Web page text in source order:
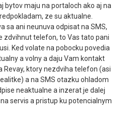
bytov maju na portaloch ako aj na
ze su aktualne.
sa ani neunuva odpisat na SMS,
zdvihnut telefon, to Vas tato pani
Ked volate na pobocku povedia
a volny a daju Vam kontakt
Revay, ktory nezdviha telefon (asi
a na SMS otazku ohladom
neaktualne a inzerat je dalej
servis a pristup ku potencialnym